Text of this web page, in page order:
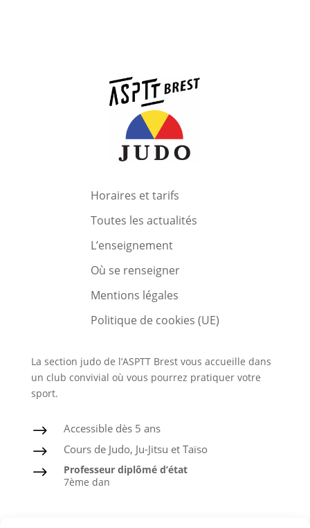
Horaires et tarifs
Toutes les actualités
L’enseignement
Où se renseigner
Mentions légales
Politique de cookies (UE)
La section judo de l’ASPTT Brest vous accueille dans
un club convivial où vous pourrez pratiquer votre
sport.
$ Accessible dès 5 ans
$ Cours de Judo, Ju-Jitsu et Taïso
$
Professeur diplômé d’état
7ème dan